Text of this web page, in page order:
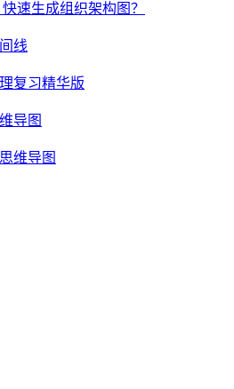
速生成组织架构图？
线
复习精华版
导图
维导图